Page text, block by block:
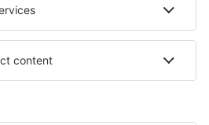
-dreptul de a fi informat/a cu
si protejarea datelor cu caracter
Travel Search;